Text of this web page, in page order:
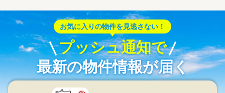
お気に入りの物件を見逃さない！
プッシュ通知で
最新の物件情報が届く